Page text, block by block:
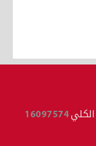
الكلي16097574